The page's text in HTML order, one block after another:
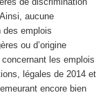
aucune
des emplois
ou d’origine
les emplois
légales de 2014 et
encore bien